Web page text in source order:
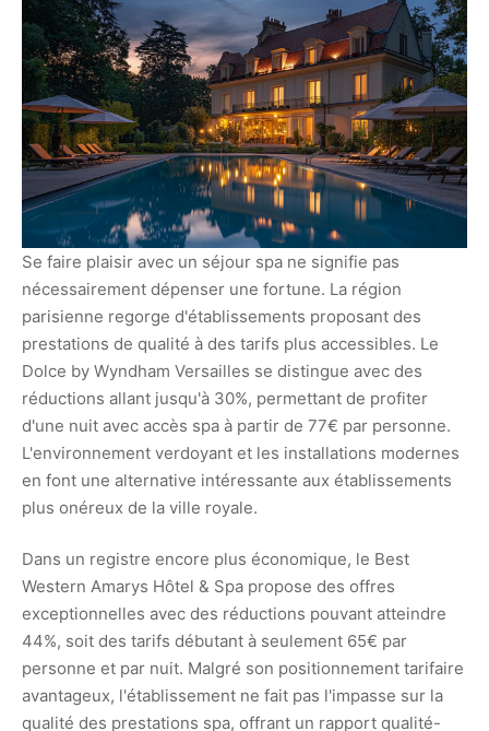
Se faire plaisir avec un séjour spa ne signifie pas
nécessairement dépenser une fortune. La région
parisienne regorge d'établissements proposant des
prestations de qualité à des tarifs plus accessibles. Le
Dolce by Wyndham Versailles se distingue avec des
réductions allant jusqu'à 30%, permettant de profiter
d'une nuit avec accès spa à partir de 77€ par personne.
L'environnement verdoyant et les installations modernes
en font une alternative intéressante aux établissements
plus onéreux de la ville royale.
Dans un registre encore plus économique, le Best
Western Amarys Hôtel & Spa propose des offres
exceptionnelles avec des réductions pouvant atteindre
44%, soit des tarifs débutant à seulement 65€ par
personne et par nuit. Malgré son positionnement tarifaire
avantageux, l'établissement ne fait pas l'impasse sur la
qualité des prestations spa, offrant un rapport qualité-